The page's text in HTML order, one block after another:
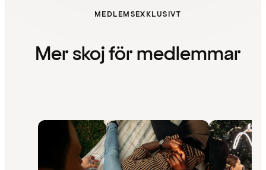
MEDLEMSEXKLUSIVT
Mer skoj för medlemmar